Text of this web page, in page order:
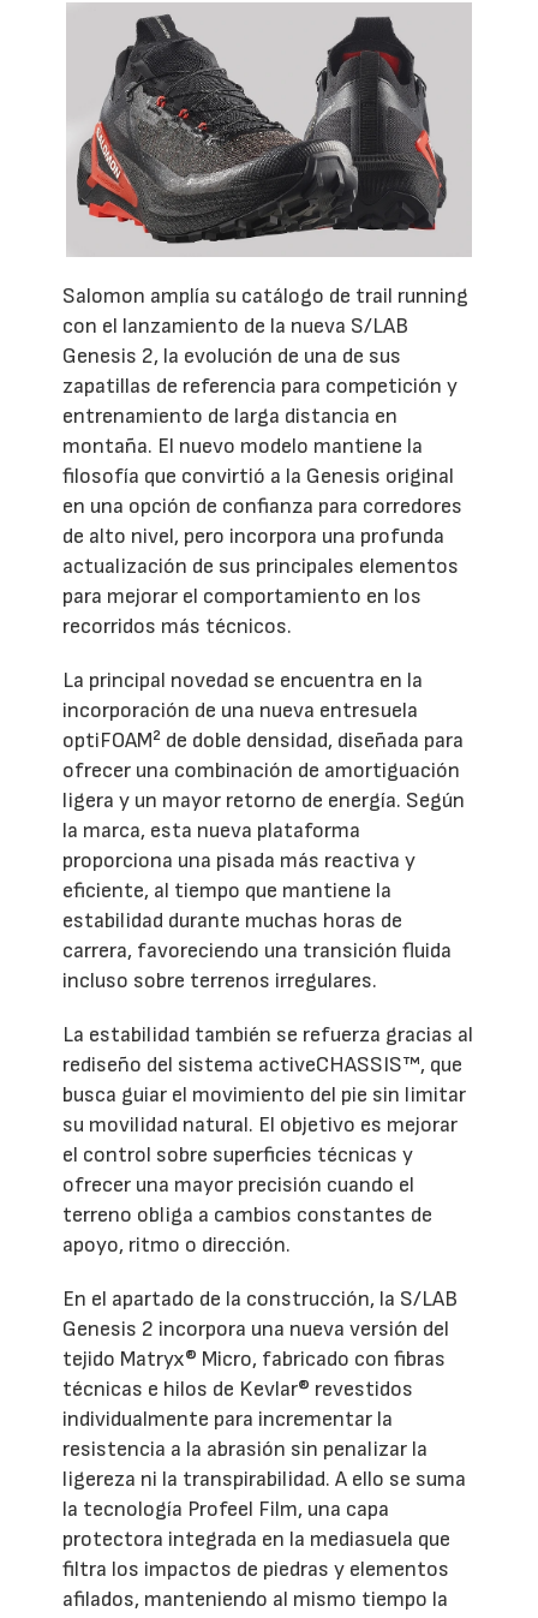
Salomon amplía su catálogo de trail running
con el lanzamiento de la nueva S/LAB
Genesis 2, la evolución de una de sus
zapatillas de referencia para competición y
entrenamiento de larga distancia en
montaña. El nuevo modelo mantiene la
filosofía que convirtió a la Genesis original
en una opción de confianza para corredores
de alto nivel, pero incorpora una profunda
actualización de sus principales elementos
para mejorar el comportamiento en los
recorridos más técnicos.
La principal novedad se encuentra en la
incorporación de una nueva entresuela
optiFOAM² de doble densidad, diseñada para
ofrecer una combinación de amortiguación
ligera y un mayor retorno de energía. Según
la marca, esta nueva plataforma
proporciona una pisada más reactiva y
eficiente, al tiempo que mantiene la
estabilidad durante muchas horas de
carrera, favoreciendo una transición fluida
incluso sobre terrenos irregulares.
La estabilidad también se refuerza gracias al
rediseño del sistema activeCHASSIS™, que
busca guiar el movimiento del pie sin limitar
su movilidad natural. El objetivo es mejorar
el control sobre superficies técnicas y
ofrecer una mayor precisión cuando el
terreno obliga a cambios constantes de
apoyo, ritmo o dirección.
En el apartado de la construcción, la S/LAB
Genesis 2 incorpora una nueva versión del
tejido Matryx® Micro, fabricado con fibras
técnicas e hilos de Kevlar® revestidos
individualmente para incrementar la
resistencia a la abrasión sin penalizar la
ligereza ni la transpirabilidad. A ello se suma
la tecnología Profeel Film, una capa
protectora integrada en la mediasuela que
filtra los impactos de piedras y elementos
afilados, manteniendo al mismo tiempo la